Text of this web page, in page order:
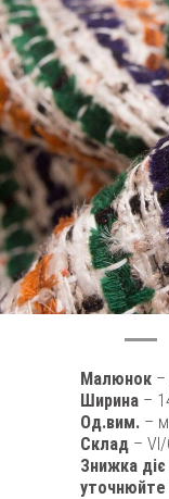
Малюнок
Ширина –
Од.вим. –
Склад – VI/
Знижка діє
уточнюйте